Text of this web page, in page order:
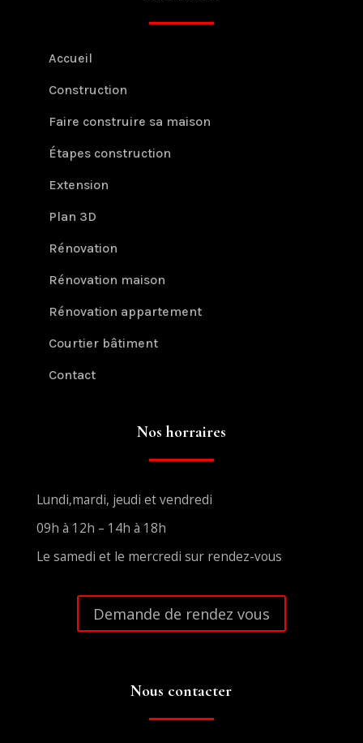
Accueil
Construction
Faire construire sa maison
Étapes construction
Extension
Plan 3D
Rénovation
Rénovation maison
Rénovation appartement
Courtier bâtiment
Contact
Nos horraires
Lundi,mardi, jeudi et vendredi
09h à 12h – 14h à 18h
Le samedi et le mercredi sur rendez-vous
Demande de rendez vous
Nous contacter